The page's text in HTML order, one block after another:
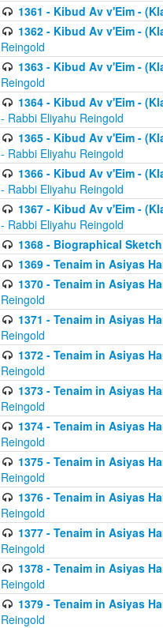
1361 - Kibud Av v'Eim -
1362 - Kibud Av v'Eim -
Reingold
1363 - Kibud Av v'Eim -
Reingold
1364 - Kibud Av v'Eim -
- Rabbi Eliyahu Reingold
1365 - Kibud Av v'Eim -
- Rabbi Eliyahu Reingold
1366 - Kibud Av v'Eim -
- Rabbi Eliyahu Reingold
1367 - Kibud Av v'Eim -
- Rabbi Eliyahu Reingold
1368 - Biographical
1369 - Tenaim in Asiyas
1370 - Tenaim in Asiyas
Reingold
1371 - Tenaim in Asiyas
Reingold
1372 - Tenaim in Asiyas
Reingold
1373 - Tenaim in Asiyas
Reingold
1374 - Tenaim in Asiyas
Reingold
1375 - Tenaim in Asiyas
Reingold
1376 - Tenaim in Asiyas
Reingold
1377 - Tenaim in Asiyas
Reingold
1378 - Tenaim in Asiyas
Reingold
1379 - Tenaim in Asiyas
Reingold